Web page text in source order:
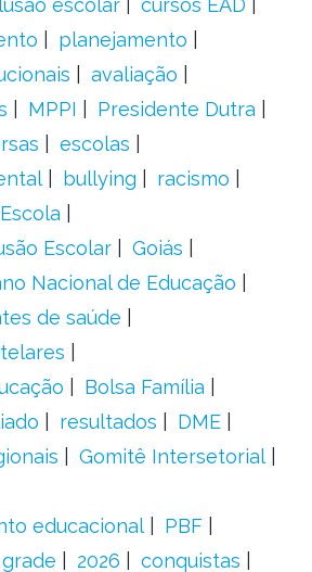
planejamento
avaliação
MPPI
Presidente Dutra
escolas
bullying
racismo
Escolar
Goiás
Nacional de Educação
de saúde
Bolsa Família
resultados
DME
Gomitê Intersetorial
educacional
PBF
grade 2026 conquistas